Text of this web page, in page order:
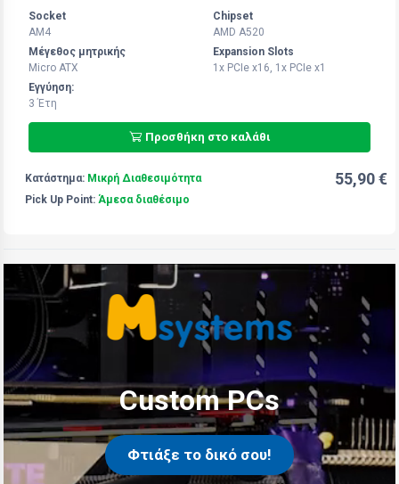
Socket
AM4
Chipset
AMD A520
Μέγεθος μητρικής
Micro ATX
Expansion Slots
1x PCIe x16, 1x PCIe x1
Εγγύηση:
3 Έτη
Προσθήκη στο καλάθι
Κατάστημα: Μικρή Διαθεσιμότητα
Pick Up Point: Άμεσα διαθέσιμο
55,90 €
Custom PCs
Φτιάξε το δικό σου!